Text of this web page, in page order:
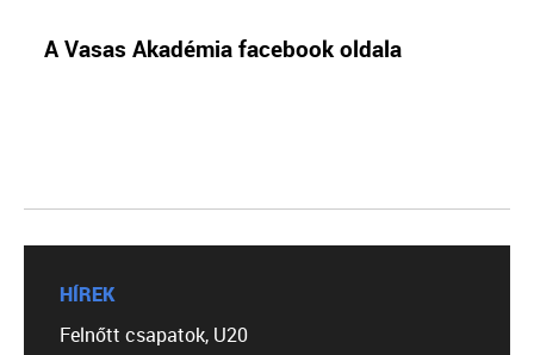
A Vasas Akadémia facebook oldala
HÍREK
Felnőtt csapatok, U20